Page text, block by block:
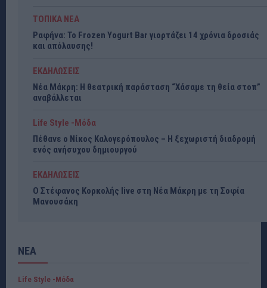
ΤΟΠΙΚΑ ΝΕΑ
Ραφήνα: Το Frozen Yogurt Bar γιορτάζει 14 χρόνια δροσιάς
και απόλαυσης!
ΕΚΔΗΛΩΣΕΙΣ
Νέα Μάκρη: Η θεατρική παράσταση “Χάσαμε τη θεία στοπ”
αναβάλλεται
Life Style -Μόδα
Πέθανε ο Νίκος Καλογερόπουλος – Η ξεχωριστή διαδρομή
ενός ανήσυχου δημιουργού
ΕΚΔΗΛΩΣΕΙΣ
Ο Στέφανος Κορκολής live στη Νέα Μάκρη με τη Σοφία
Μανουσάκη
ΝΕΑ
Life Style -Μόδα